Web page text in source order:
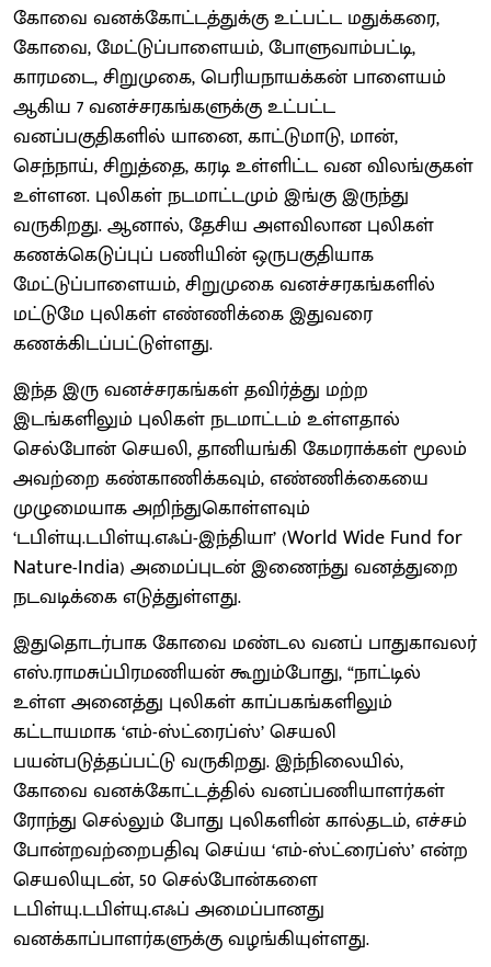
கோவை வனக்கோட்டத்துக்கு உட்பட்ட மதுக்கரை,
கோவை, மேட்டுப்பாளையம், போளுவாம்பட்டி,
காரமடை, சிறுமுகை, பெரியநாயக்கன் பாளையம்
ஆகிய 7 வனச்சரகங்களுக்கு உட்பட்ட
வனப்பகுதிகளில் யானை, காட்டுமாடு, மான்,
செந்நாய், சிறுத்தை, கரடி உள்ளிட்ட வன விலங்குகள்
உள்ளன. புலிகள் நடமாட்டமும் இங்கு இருந்து
வருகிறது. ஆனால், தேசிய அளவிலான புலிகள்
கணக்கெடுப்புப் பணியின் ஒருபகுதியாக
மேட்டுப்பாளையம், சிறுமுகை வனச்சரகங்களில்
மட்டுமே புலிகள் எண்ணிக்கை இதுவரை
கணக்கிடப்பட்டுள்ளது.
இந்த இரு வனச்சரகங்கள் தவிர்த்து மற்ற
இடங்களிலும் புலிகள் நடமாட்டம் உள்ளதால்
செல்போன் செயலி, தானியங்கி கேமராக்கள் மூலம்
அவற்றை கண்காணிக்கவும், எண்ணிக்கையை
முழுமையாக அறிந்துகொள்ளவும்
‘டபிள்யு.டபிள்யு.எஃப்-இந்தியா’ (World Wide Fund for
Nature-India) அமைப்புடன் இணைந்து வனத்துறை
நடவடிக்கை எடுத்துள்ளது.
இதுதொடர்பாக கோவை மண்டல வனப் பாதுகாவலர்
எஸ்.ராமசுப்பிரமணியன் கூறும்போது, “நாட்டில்
உள்ள அனைத்து புலிகள் காப்பகங்களிலும்
கட்டாயமாக ‘எம்-ஸ்ட்ரைப்ஸ்’ செயலி
பயன்படுத்தப்பட்டு வருகிறது. இந்நிலையில்,
கோவை வனக்கோட்டத்தில் வனப்பணியாளர்கள்
ரோந்து செல்லும் போது புலிகளின் கால்தடம், எச்சம்
போன்றவற்றைபதிவு செய்ய ‘எம்-ஸ்ட்ரைப்ஸ்’ என்ற
செயலியுடன், 50 செல்போன்களை
டபிள்யு.டபிள்யு.எஃப் அமைப்பானது
வனக்காப்பாளர்களுக்கு வழங்கியுள்ளது.